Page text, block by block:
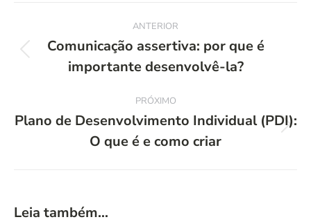
Navegação
de
ANTERIOR
Post
anterior:
Comunicação assertiva: por que é
importante desenvolvê-la?
PRÓXIMO
Próximo
post:
Plano de Desenvolvimento Individual (PDI):
O que é e como criar
Leia também...